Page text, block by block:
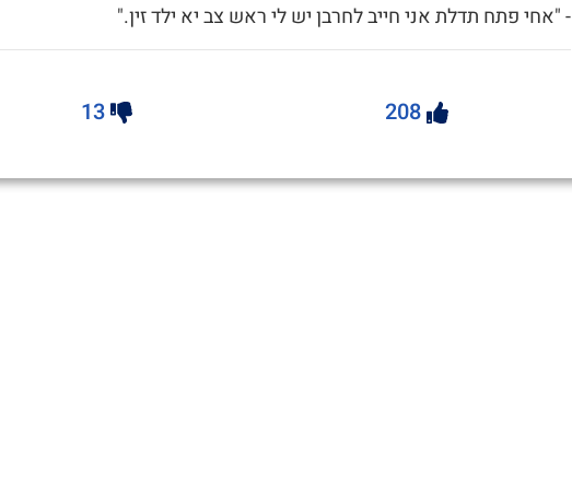
- "אחי פתח תדלת אני חייב לחרבן יש לי ראש צב יא ילד זין."
208
13